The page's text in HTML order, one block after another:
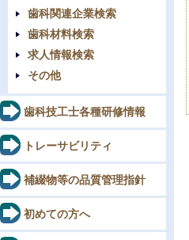
歯科関連企業検索
歯科材料検索
求人情報検索
その他
歯科技工士各種研修情報
トレーサビリティ
補綴物等の品質管理指針
初めての方へ